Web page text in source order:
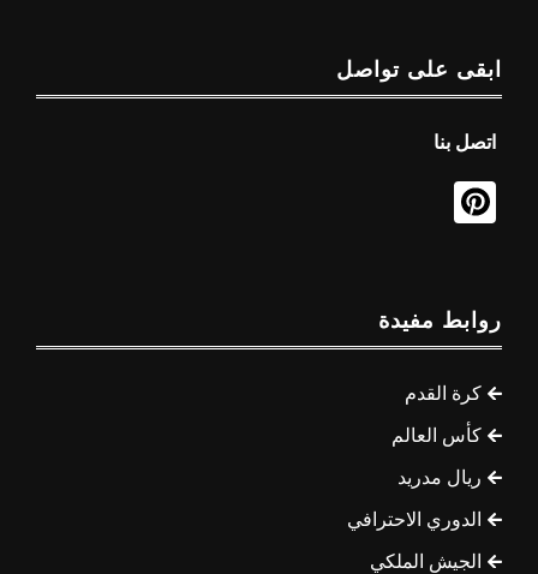
ابقى على تواصل
اتصل بنا
روابط مفيدة
كرة القدم
كأس العالم
ريال مدريد
الدوري الاحترافي
الجيش الملكي